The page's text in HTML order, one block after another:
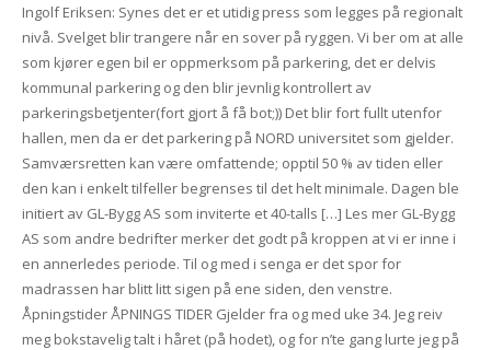
Ingolf Eriksen: Synes det er et utidig press som legges på regionalt
nivå. Svelget blir trangere når en sover på ryggen. Vi ber om at alle
som kjører egen bil er oppmerksom på parkering, det er delvis
kommunal parkering og den blir jevnlig kontrollert av
parkeringsbetjenter(fort gjort å få bot;)) Det blir fort fullt utenfor
hallen, men da er det parkering på NORD universitet som gjelder.
Samværsretten kan være omfattende; opptil 50 % av tiden eller
den kan i enkelt tilfeller begrenses til det helt minimale. Dagen ble
initiert av GL-Bygg AS som inviterte et 40-talls […] Les mer GL-Bygg
AS som andre bedrifter merker det godt på kroppen at vi er inne i
en annerledes periode. Til og med i senga er det spor for
madrassen har blitt litt sigen på ene siden, den venstre.
Åpningstider ÅPNINGS TIDER Gjelder fra og med uke 34. Jeg reiv
meg bokstavelig talt i håret (på hodet), og for n’te gang lurte jeg på